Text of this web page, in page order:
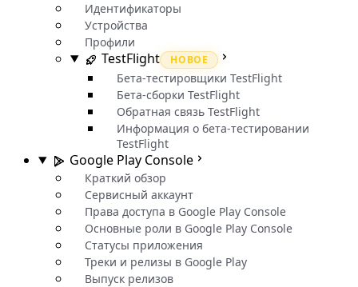
Идентификаторы
Устройства
Профили
TestFlight НОВОЕ
Бета-тестировщики TestFlight
Бета-сборки TestFlight
Обратная связь TestFlight
Информация о бета-тестировании
TestFlight
Google Play Console
Краткий обзор
Сервисный аккаунт
Права доступа в Google Play Console
Основные роли в Google Play Console
Статусы приложения
Треки и релизы в Google Play
Выпуск релизов